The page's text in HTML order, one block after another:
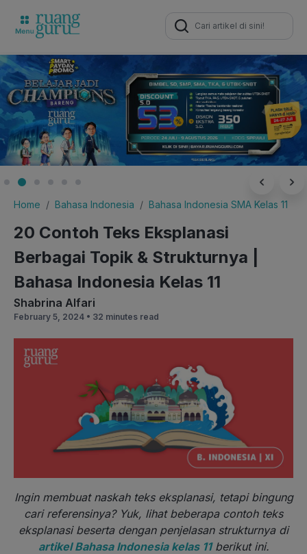
Search
for:
Home Bahasa Indonesia Bahasa Indonesia SMA Kelas 11
20 Contoh Teks Eksplanasi
Berbagai Topik & Strukturnya |
Bahasa Indonesia Kelas 11
Shabrina Alfari
February 5, 2024 • 32 minutes read
Ingin membuat naskah teks eksplanasi, tetapi bingung
cari referensinya? Yuk, lihat beberapa contoh teks
eksplanasi beserta dengan penjelasan strukturnya di
artikel Bahasa Indonesia kelas 11berikut ini.